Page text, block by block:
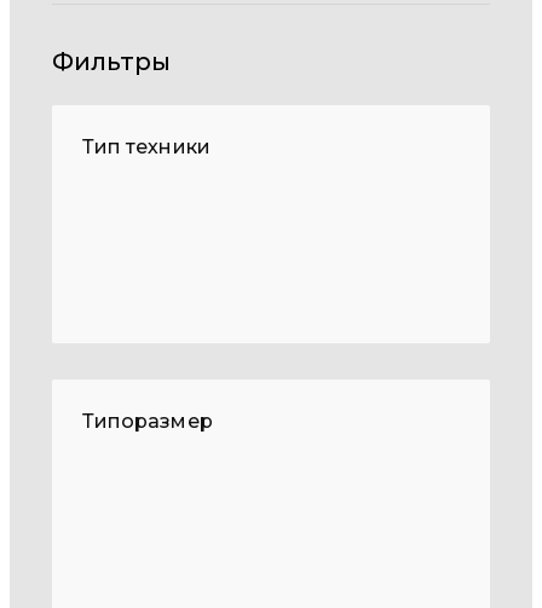
Фильтры
Тип техники
Типоразмер